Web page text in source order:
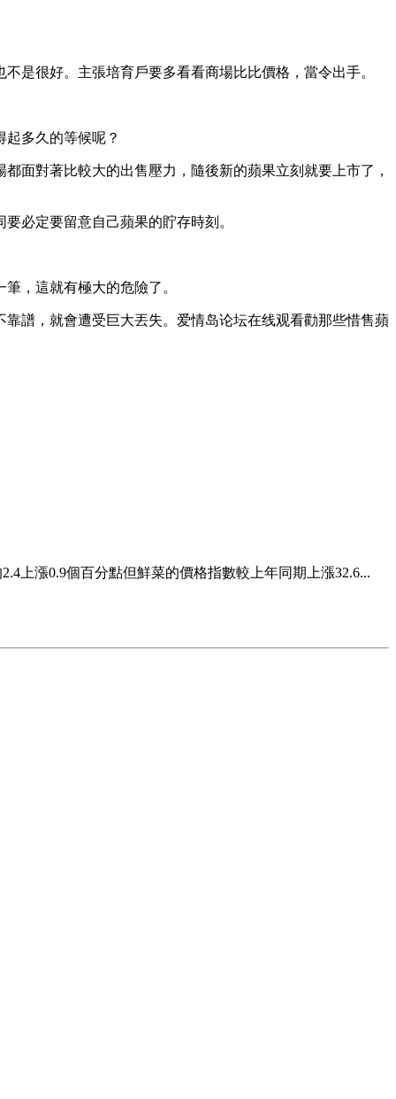
是很好。主張培育戶要多看看商場比比價格，當令出手。
多久的等候呢？
面對著比較大的出售壓力，隨後新的蘋果立刻就要上市了，
必定要留意自己蘋果的貯存時刻。
，這就有極大的危險了。
譜，就會遭受巨大丟失。爱情岛论坛在线观看勸那些惜售蘋
上漲0.9個百分點但鮮菜的價格指數較上年同期上漲32.6...